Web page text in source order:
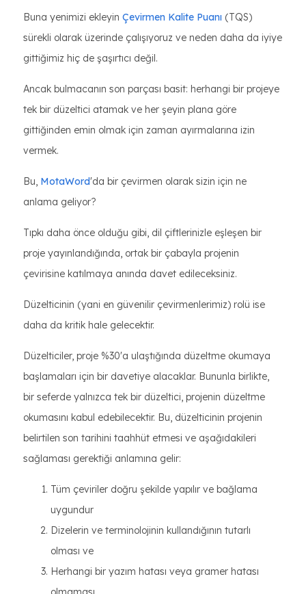
Buna yenimizi ekleyin Çevirmen Kalite Puanı (TQS)
sürekli olarak üzerinde çalışıyoruz ve neden daha da iyiye
gittiğimiz hiç de şaşırtıcı değil.
Ancak bulmacanın son parçası basit: herhangi bir projeye
tek bir düzeltici atamak ve her şeyin plana göre
gittiğinden emin olmak için zaman ayırmalarına izin
vermek.
Bu, MotaWord'da bir çevirmen olarak sizin için ne
anlama geliyor?
Tıpkı daha önce olduğu gibi, dil çiftlerinizle eşleşen bir
proje yayınlandığında, ortak bir çabayla projenin
çevirisine katılmaya anında davet edileceksiniz.
Düzelticinin (yani en güvenilir çevirmenlerimiz) rolü ise
daha da kritik hale gelecektir.
Düzelticiler, proje %30'a ulaştığında düzeltme okumaya
başlamaları için bir davetiye alacaklar. Bununla birlikte,
bir seferde yalnızca tek bir düzeltici, projenin düzeltme
okumasını kabul edebilecektir. Bu, düzelticinin projenin
belirtilen son tarihini taahhüt etmesi ve aşağıdakileri
sağlaması gerektiği anlamına gelir:
Tüm çeviriler doğru şekilde yapılır ve bağlama
uygundur
Dizelerin ve terminolojinin kullandığının tutarlı
olması ve
Herhangi bir yazım hatası veya gramer hatası